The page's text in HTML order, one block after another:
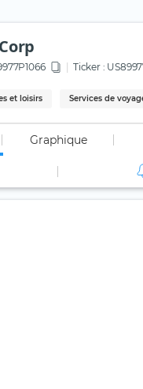
Ticker :
et loisirs Services de
Graphique